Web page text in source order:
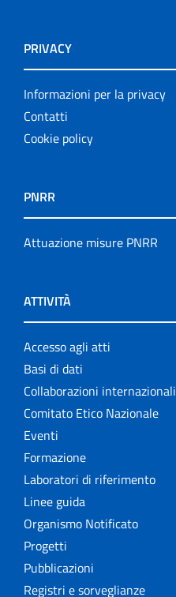
PRIVACY
Informazioni per la privacy
Contatti
Cookie policy
PNRR
Attuazione misure PNRR
ATTIVITÀ
Accesso agli atti
Basi di dati
Collaborazioni internazionali
Comitato Etico Nazionale
Eventi
Formazione
Laboratori di riferimento
Linee guida
Organismo Notificato
Progetti
Pubblicazioni
Registri e sorveglianze